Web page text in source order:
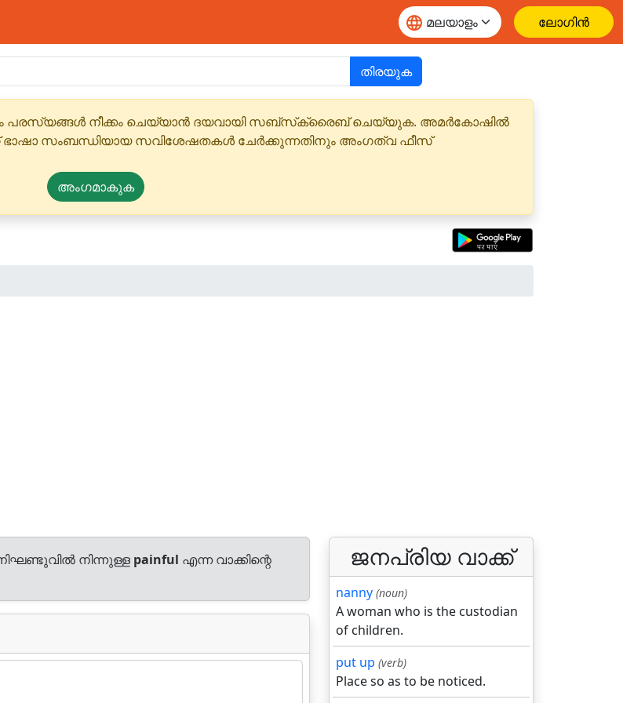
ലോഗിൻ
തിരയുക
പരസ്യങ്ങൾ നീക്കം ചെയ്യാൻ ദയവായി സബ്‌സ്‌ക്രൈബ് ചെയ്യുക. അമർകോഷിൽ
ഭാഷാ സംബന്ധിയായ സവിശേഷതകൾ ചേർക്കുന്നതിനും അംഗത്വ ഫീസ്
അംഗമാകുക
നിന്നുള്ള painful എന്ന വാക്കിന്റെ
ജനപ്രിയ വാക്ക്
nanny (noun)
A woman who is the custodian
of children.
put up (verb)
Place so as to be noticed.